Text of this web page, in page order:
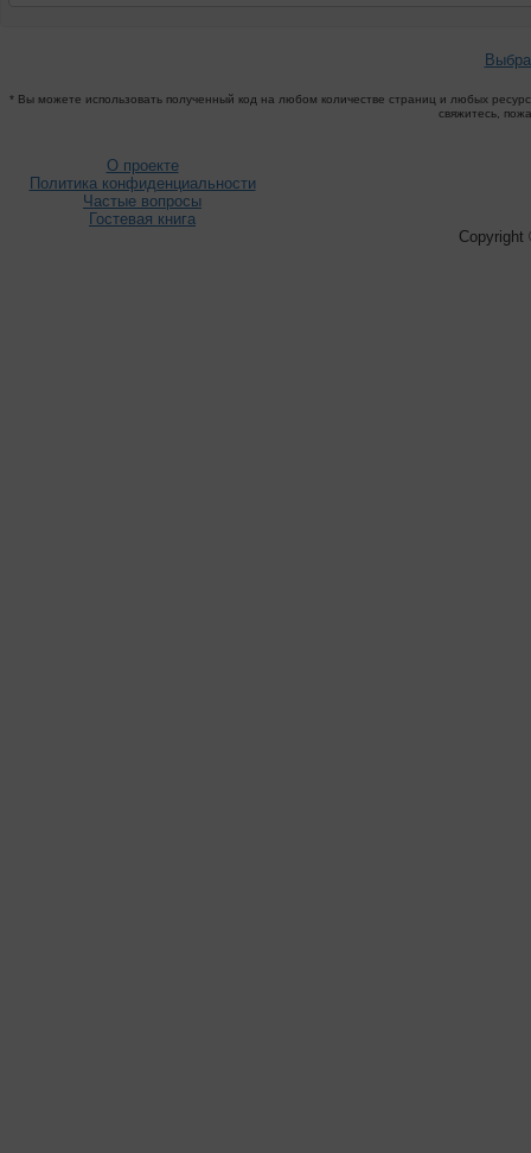
* Вы можете использовать полученный код на любом количестве страниц и любых
свяжитесь,
О проекте
Политика конфиденциальности
Частые вопросы
Гостевая книга
Copyright